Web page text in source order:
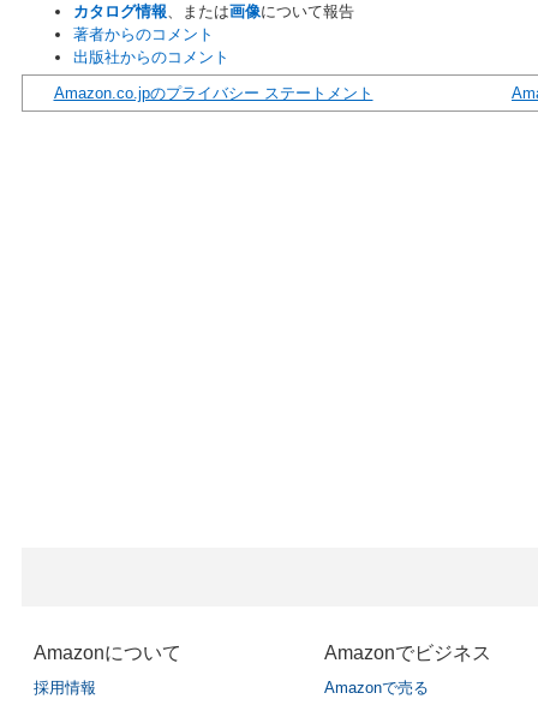
カタログ情報、または画像について報告
著者からのコメント
出版社からのコメント
Amazon.co.jpのプライバシー ステートメント
Amazonについて
採用情報
Amazonでビジネス
Amazonで売る